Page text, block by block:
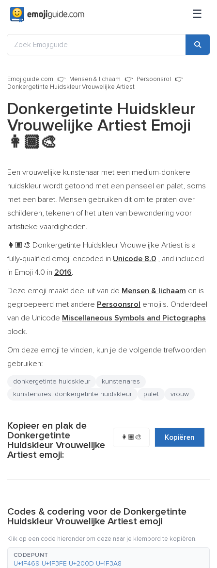
☰
Emojiguide.com Mensen & lichaam
Persoonsrol
Donkergetinte Huidskleur Vrouwelijke Artiest
Donkergetinte Huidskleur
Vrouwelijke Artiest Emoji
👩🏾‍🎨
Een vrouwelijke kunstenaar met een medium-donkere
huidskleur wordt getoond met een penseel en palet, soms
met een baret. Mensen gebruiken dit om te praten over
schilderen, tekenen of het uiten van bewondering voor
artistieke vaardigheden.
👩🏾‍🎨 Donkergetinte Huidskleur Vrouwelijke Artiest is a
fully-qualified emoji encoded in Unicode 8.0 , and included
in Emoji 4.0 in 2016.
Deze emoji maakt deel uit van de Mensen & lichaam en is
gegroepeerd met andere Persoonsrol emoji's. Onderdeel
van de Unicode Miscellaneous Symbols and Pictographs
block.
Om deze emoji te vinden, kun je de volgende trefwoorden
gebruiken:
donkergetinte huidskleur
kunstenares
kunstenares: donkergetinte huidskleur
palet vrouw
Kopieer en plak de
Donkergetinte
Huidskleur Vrouwelijke
Artiest emoji:
👩🏾‍🎨 Kopiëren
Codes & codering voor de Donkergetinte
Huidskleur Vrouwelijke Artiest emoji
Klik op een code hieronder om deze naar je klembord te kopiëren.
CODEPUNT
U+1F469 U+1F3FE U+200D U+1F3A8